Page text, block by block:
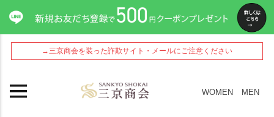
→三京商会を装った詐欺サイト・メールにご注意ください
WOMEN MEN
ペー
ジト
ップ
へ